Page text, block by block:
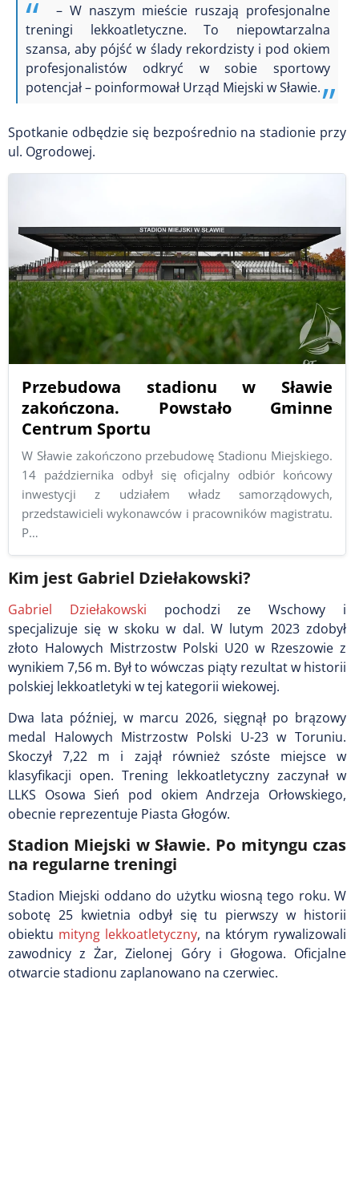
– W naszym mieście ruszają profesjonalne
treningi lekkoatletyczne. To niepowtarzalna
szansa, aby pójść w ślady rekordzisty i pod okiem
profesjonalistów odkryć w sobie sportowy
potencjał – poinformował Urząd Miejski w Sławie.
Spotkanie odbędzie się bezpośrednio na stadionie przy
ul. Ogrodowej.
Przebudowa stadionu w Sławie
zakończona. Powstało Gminne
Centrum Sportu
W Sławie zakończono przebudowę Stadionu Miejskiego.
14 października odbył się oficjalny odbiór końcowy
inwestycji z udziałem władz samorządowych,
przedstawicieli wykonawców i pracowników magistratu.
P…
Kim jest Gabriel Dziełakowski?
Gabriel Dziełakowski pochodzi ze Wschowy i
specjalizuje się w skoku w dal. W lutym 2023 zdobył
złoto Halowych Mistrzostw Polski U20 w Rzeszowie z
wynikiem 7,56 m. Był to wówczas piąty rezultat w historii
polskiej lekkoatletyki w tej kategorii wiekowej.
Dwa lata później, w marcu 2026, sięgnął po brązowy
medal Halowych Mistrzostw Polski U-23 w Toruniu.
Skoczył 7,22 m i zajął również szóste miejsce w
klasyfikacji open. Trening lekkoatletyczny zaczynał w
LLKS Osowa Sień pod okiem Andrzeja Orłowskiego,
obecnie reprezentuje Piasta Głogów.
Stadion Miejski w Sławie. Po mityngu czas
na regularne treningi
Stadion Miejski oddano do użytku wiosną tego roku. W
sobotę 25 kwietnia odbył się tu pierwszy w historii
obiektu mityng lekkoatletyczny, na którym rywalizowali
zawodnicy z Żar, Zielonej Góry i Głogowa. Oficjalne
otwarcie stadionu zaplanowano na czerwiec.